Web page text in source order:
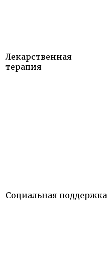
Лекарственная
терапия
Социальная поддержка